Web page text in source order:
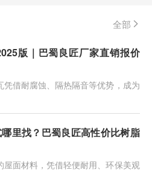
全部
版｜巴蜀良匠厂家直销报价
借耐腐蚀、隔热隔音等优势，成为
里找？巴蜀良匠高性价比树脂
面材料，凭借轻便耐用、环保美观